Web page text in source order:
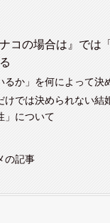
コの場合は』では
るか」を何によって決
けでは決められない
」について
の記事